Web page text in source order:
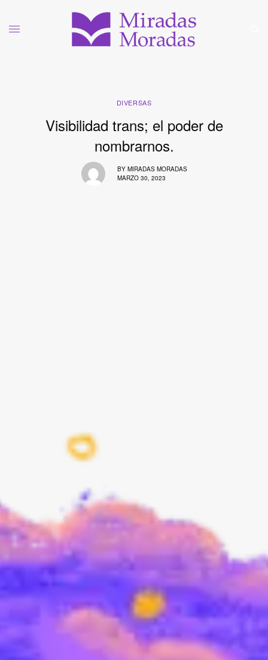
DIVERSAS
Visibilidad trans; el poder de
nombrarnos.
BY MIRADAS MORADAS
MARZO 30, 2023